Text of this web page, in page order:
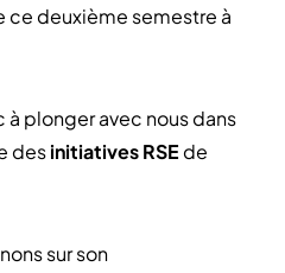
ce deuxième semestre à
à plonger avec nous dans
desinitiatives RSE de
sur son